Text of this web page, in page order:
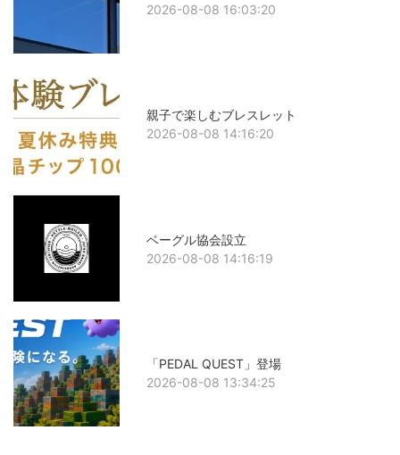
2026-08-08 16:03:20
親子で楽しむブレスレット
2026-08-08 14:16:20
ベーグル協会設立
2026-08-08 14:16:19
「PEDAL QUEST」登場
2026-08-08 13:34:25